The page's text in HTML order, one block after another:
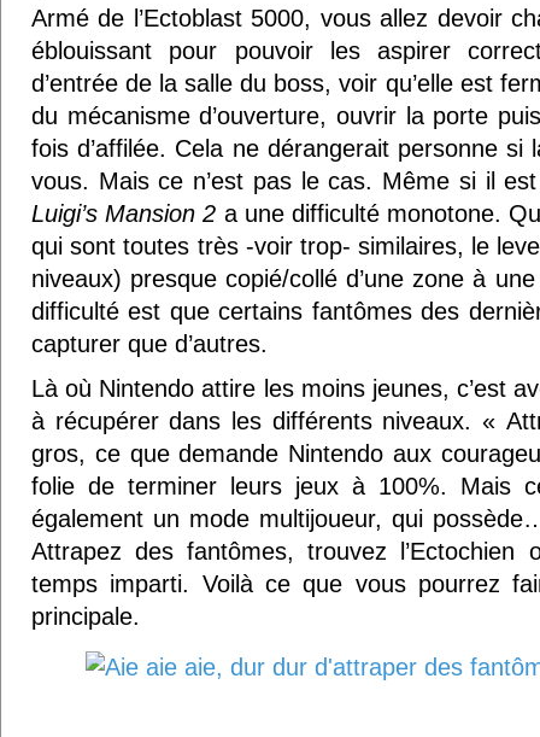
Armé de l’Ectoblast 5000, vous allez devoir
éblouissant pour pouvoir les aspirer
d’entrée de la salle du boss, voir qu’elle est
du mécanisme d’ouverture, ouvrir la porte
fois d’affilée. Cela ne dérangerait personne
vous. Mais ce n’est pas le cas. Même si il
Luigi’s Mansion 2 a une difficulté monotone.
qui sont toutes très -voir trop- similaires, le
niveaux) presque copié/collé d’une zone à
difficulté est que certains fantômes des
capturer que d’autres.
Là où Nintendo attire les moins jeunes, c’est
à récupérer dans les différents niveaux. «
gros, ce que demande Nintendo aux
folie de terminer leurs jeux à 100%. Mais
également un mode multijoueur, qui
Attrapez des fantômes, trouvez l’Ectochien
temps imparti. Voilà ce que vous pourrez
principale.